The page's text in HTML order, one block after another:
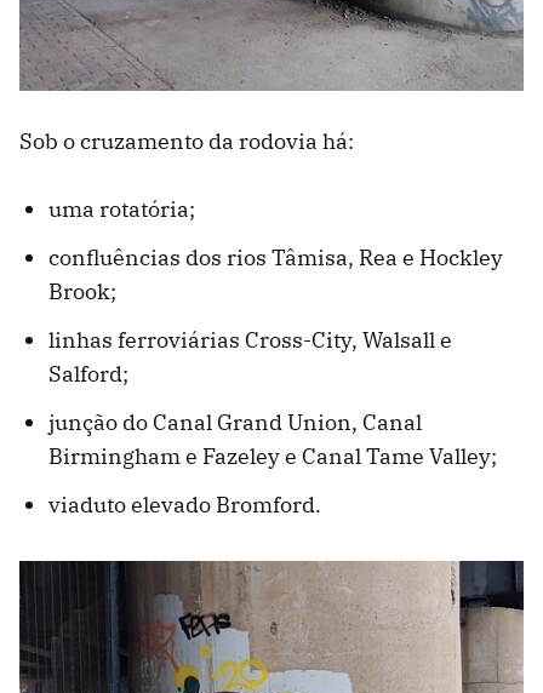
Sob o cruzamento da rodovia há:
uma rotatória;
confluências dos rios Tâmisa, Rea e Hockley
Brook;
linhas ferroviárias Cross-City, Walsall e
Salford;
junção do Canal Grand Union, Canal
Birmingham e Fazeley e Canal Tame Valley;
viaduto elevado Bromford.